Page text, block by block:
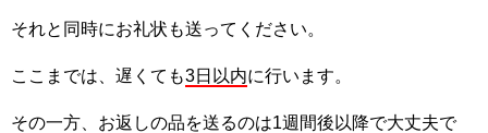
それと同時にお礼状も送ってください。
ここまでは、遅くても3日以内に行います。
その一方、お返しの品を送るのは1週間後以降で大丈夫で